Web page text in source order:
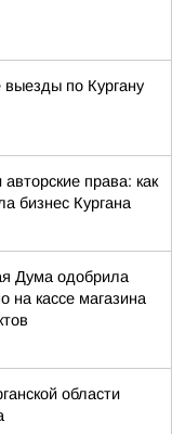
по Кургану
права: как
бизнес Кургана
Дума одобрила
на кассе магазина
области